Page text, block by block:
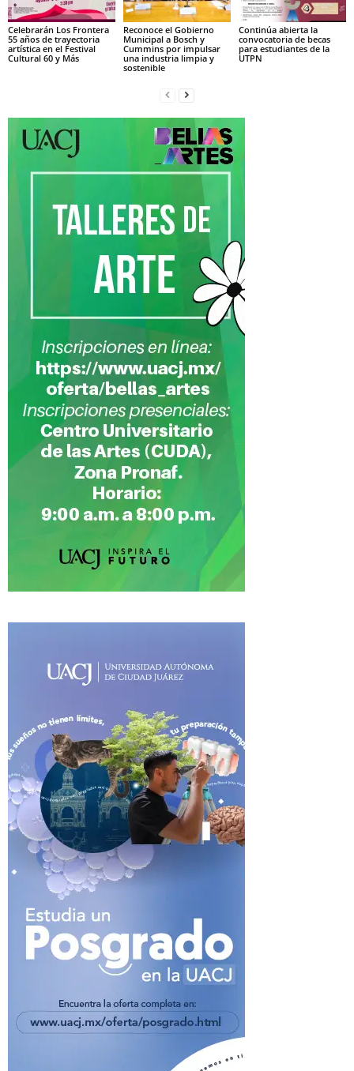
Celebrarán Los Frontera
55 años de trayectoria
artística en el Festival
Cultural 60 y Más
Reconoce el Gobierno
Municipal a Bosch y
Cummins por impulsar
una industria limpia y
sostenible
Continúa abierta la
convocatoria de becas
para estudiantes de la
UTPN